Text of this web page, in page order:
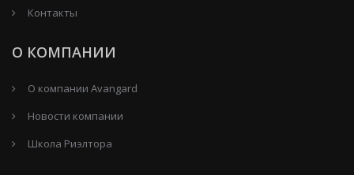
Контакты
О КОМПАНИИ
О компании Avangard
Новости компании
Школа Риэлтора